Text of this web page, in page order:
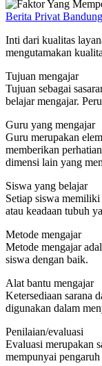
Berita Privat Bandung
Inti dari kualitas
mengutamakan
Tujuan mengajar
Tujuan sebagai
belajar mengajar.
Guru yang mengajar
Guru merupakan
memberikan
dimensi lain yang
Siswa yang belajar
Setiap siswa
atau keadaan tubuh
Metode mengajar
Metode mengajar
siswa dengan baik.
Alat bantu mengajar
Ketersediaan sarana
digunakan dalam
Penilaian/evaluasi
Evaluasi merupakan
mempunyai